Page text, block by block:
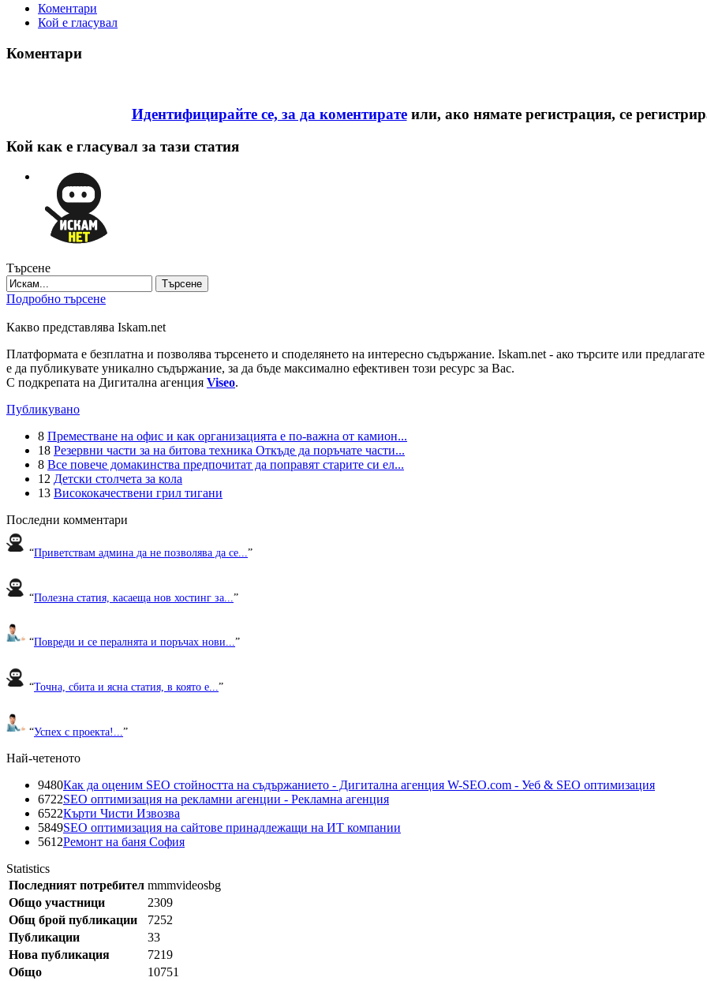
Коментари
Кой е гласувал
Коментари
Идентифицирайте се, за да коментиратеили, ако нямате регистрация, се
Кой как е гласувал за тази статия
Търсене
Търсене
Подробно търсене
Какво представлява Iskam.net
Платформата е безплатна и позволява търсенето и споделянето на интересно съдържание. Iskam.net - ако търсите или
е да публикувате уникално съдържание, за да бъде максимално ефективен този ресурс за Вас.
С подкрепата на Дигитална агенция Viseo.
Публикувано
8 Преместване на офис и как организацията е по-важна от камион...
18 Резервни части за на битова техника Откъде да поръчате части...
8 Все повече домакинства предпочитат да поправят старите си ел...
12 Детски столчета за кола
13 Висококачествени грил тигани
Последни комментари
“Приветствам админа да не позволява да се... ”
“Полезна статия, касаеща нов хостинг за... ”
“Повреди и се пералнята и поръчах нови...”
“Точна, сбита и ясна статия, в която е... ”
“Успех с проекта!... ”
Най-четеното
9480Как да оценим SEO стойността на съдържанието - Дигитална агенция W-SEO.com - Уеб & SEO оптимизация
6722SEO оптимизация на рекламни агенции - Рекламна агенция
6522Кърти Чисти Извозва
5849SEO оптимизация на сайтове принадлежащи на ИТ компании
5612Ремонт на баня София
Statistics
Последният потребител mmmvideosbg
Общо участници
2309
Общ брой публикации
7252
Публикации
33
Нова публикация
7219
Общо
10751